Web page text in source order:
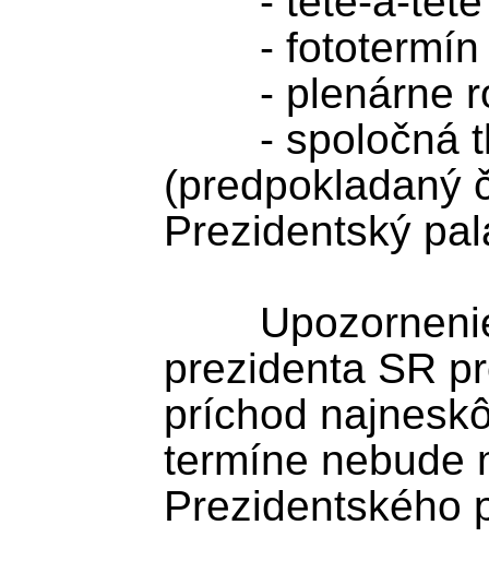
(predpokladaný
Prezidentský
prezidenta SR
príchod
termíne nebude
Prezidentského